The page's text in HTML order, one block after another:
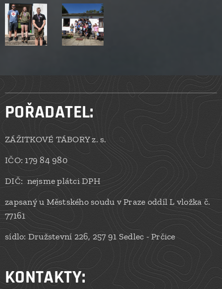
POŘADATEL:
ZÁŽITKOVÉ TÁBORY z. s.
IČO: 179 84 980
DIČ: nejsme plátci DPH
zapsaný u Městského soudu v Praze oddíl L vložka č.
77161
sídlo: Družstevní 226, 257 91 Sedlec - Prčice
KONTAKTY: